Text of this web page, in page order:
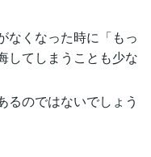
なくなった時に「もっ
してしまうことも少な
るのではないでしょう